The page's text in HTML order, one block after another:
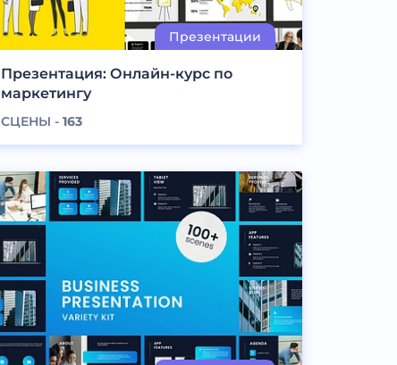
Презентация: Онлайн-курс по
маркетингу
СЦЕНЫ - 163